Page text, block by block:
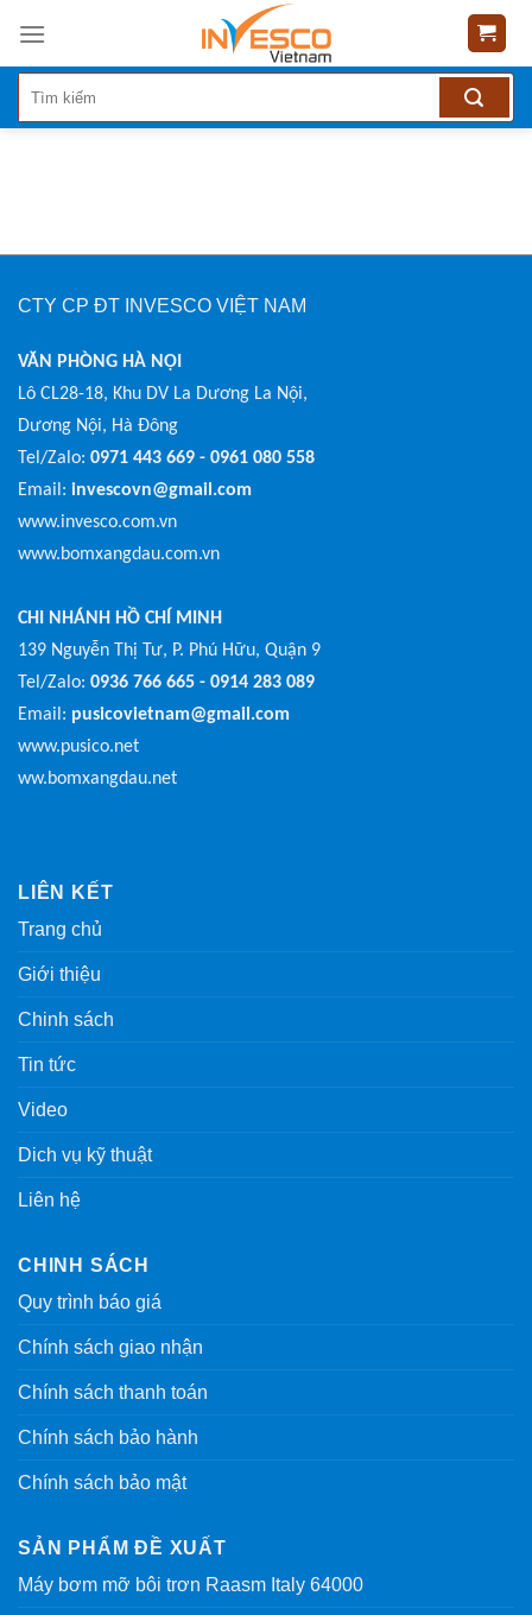
content
CTY CP ĐT INVESCO VIỆT NAM
VĂN PHÒNG HÀ NỘI
Lô CL28-18, Khu DV La Dương La Nội,
Dương Nội, Hà Đông
Tel/Zalo: 0971 443 669 - 0961 080 558
Email: invescovn@gmail.com
www.invesco.com.vn
www.bomxangdau.com.vn
CHI NHÁNH HỒ CHÍ MINH
139 Nguyễn Thị Tư, P. Phú Hữu, Quận 9
Tel/Zalo: 0936 766 665 - 0914 283 089
Email: pusicovietnam@gmail.com
www.pusico.net
ww.bomxangdau.net
LIÊN KẾT
Trang chủ
Giới thiệu
Chinh sách
Tin tức
Video
Dich vụ kỹ thuật
Liên hệ
CHINH SÁCH
Quy trình báo giá
Chính sách giao nhận
Chính sách thanh toán
Chính sách bảo hành
Chính sách bảo mật
SẢN PHẨM ĐỀ XUẤT
Máy bơm mỡ bôi trơn Raasm Italy 64000